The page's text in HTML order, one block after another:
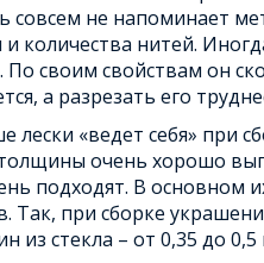
не напоминает
количества нитей.
своим свойствам он
а разрезать его
лески «ведет себя» при
очень хорошо
подходят. В основном
Так, при сборке
из стекла – от 0,35 до